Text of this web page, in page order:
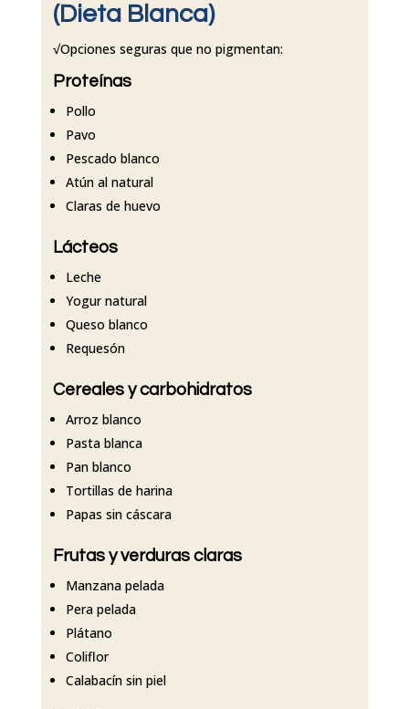
(Dieta Blanca)
√Opciones seguras que no pigmentan:
Proteínas
Pollo
Pavo
Pescado blanco
Atún al natural
Claras de huevo
Lácteos
Leche
Yogur natural
Queso blanco
Requesón
Cereales y carbohidratos
Arroz blanco
Pasta blanca
Pan blanco
Tortillas de harina
Papas sin cáscara
Frutas y verduras claras
Manzana pelada
Pera pelada
Plátano
Coliflor
Calabacín sin piel